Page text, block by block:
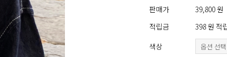
판매가
39,800 원
적립금
398 원 적
색상